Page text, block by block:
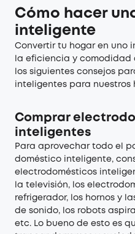
Cómo hacer
inteligente
Convertir tu hogar en uno
la eficiencia y comodidad
los siguientes consejos
inteligentes para nuestros
Comprar
inteligentes
Para aprovechar todo el
doméstico inteligente,
electrodomésticos
la televisión, los
refrigerador, los hornos y
de sonido, los robots
etc. Lo bueno de esto es